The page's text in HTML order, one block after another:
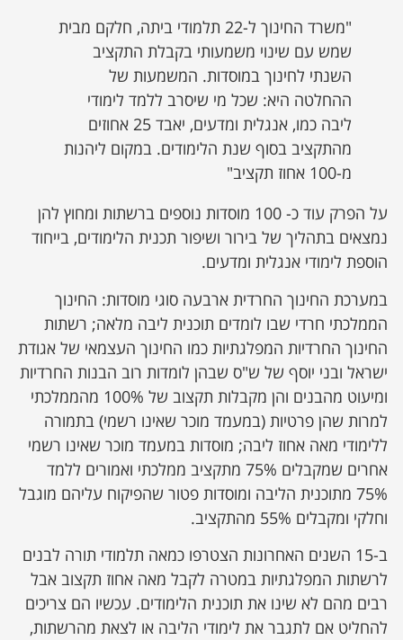
"משרד החינוך ל-22 תלמודי ביתה, חלקם מבית
שמש עם שינוי משמעותי בקבלת התקציב
השנתי לחינוך במוסדות. המשמעות של
ההחלטה היא: שכל מי שיסרב ללמד לימודי
ליבה כמו, אנגלית ומדעים, יאבד 25 אחוזים
מהתקציב בסוף שנת הלימודים. במקום ליהנות
מ-100 אחוז תקציב"
על הפרק עוד כ- 100 מוסדות נוספים ברשתות ומחוץ להן
נמצאים בתהליך של בירור ושיפור תכנית הלימודים, בייחוד
הוספת לימודי אנגלית ומדעים.
במערכת החינוך החרדית ארבעה סוגי מוסדות: החינוך
הממלכתי חרדי שבו לומדים תוכנית ליבה מלאה; רשתות
החינוך החרדיות המפלגתיות כמו החינוך העצמאי של אגודת
ישראל ובני יוסף של ש"ס שבהן לומדות רוב הבנות החרדיות
ומיעוט מהבנים והן מקבלות תקצוב של 100% מהממלכתי
למרות שהן פרטיות (במעמד מוכר שאינו רשמי) בתמורה
ללימודי מאה אחוז ליבה; מוסדות במעמד מוכר שאינו רשמי
אחרים שמקבלים 75% מתקציב ממלכתי ואמורים ללמד
75% מתוכנית הליבה ומוסדות פטור שהפיקוח עליהם מוגבל
וחלקי ומקבלים 55% מהתקציב.
ב-15 השנים האחרונות הצטרפו כמאה תלמודי תורה לבנים
לרשתות המפלגתיות במטרה לקבל מאה אחוז תקצוב אבל
רבים מהם לא שינו את תוכנית הלימודים. עכשיו הם צריכים
להחליט אם לתגבר את לימודי הליבה או לצאת מהרשתות,